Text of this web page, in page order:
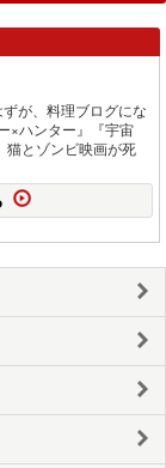
が、料理ブログにな
×ハンター』『宇宙
猫とゾンビ映画が死